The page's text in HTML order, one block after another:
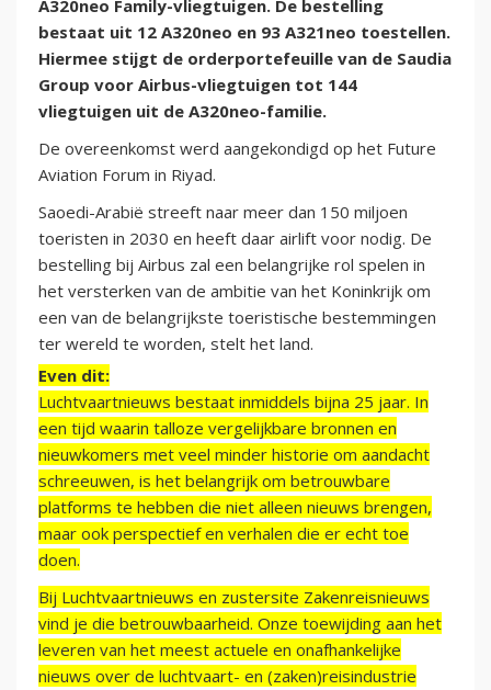
A320neo Family-vliegtuigen. De bestelling
bestaat uit 12 A320neo en 93 A321neo toestellen.
Hiermee stijgt de orderportefeuille van de Saudia
Group voor Airbus-vliegtuigen tot 144
vliegtuigen uit de A320neo-familie.
De overeenkomst werd aangekondigd op het Future
Aviation Forum in Riyad.
Saoedi-Arabië streeft naar meer dan 150 miljoen
toeristen in 2030 en heeft daar airlift voor nodig. De
bestelling bij Airbus zal een belangrijke rol spelen in
het versterken van de ambitie van het Koninkrijk om
een van de belangrijkste toeristische bestemmingen
ter wereld te worden, stelt het land.
Even dit:
Luchtvaartnieuws bestaat inmiddels bijna 25 jaar. In
een tijd waarin talloze vergelijkbare bronnen en
nieuwkomers met veel minder historie om aandacht
schreeuwen, is het belangrijk om betrouwbare
platforms te hebben die niet alleen nieuws brengen,
maar ook perspectief en verhalen die er echt toe
doen.
Bij Luchtvaartnieuws en zustersite Zakenreisnieuws
vind je die betrouwbaarheid. Onze toewijding aan het
leveren van het meest actuele en onafhankelijke
nieuws over de luchtvaart- en (zaken)reisindustrie